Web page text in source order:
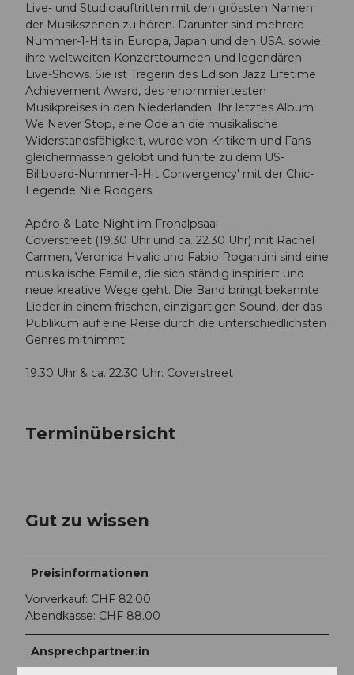
Live- und Studioauftritten mit den grössten Namen
der Musikszenen zu hören. Darunter sind mehrere
Nummer-1-Hits in Europa, Japan und den USA, sowie
ihre weltweiten Konzerttourneen und legendären
Live-Shows. Sie ist Trägerin des Edison Jazz Lifetime
Achievement Award, des renommiertesten
Musikpreises in den Niederlanden. Ihr letztes Album
We Never Stop, eine Ode an die musikalische
Widerstandsfähigkeit, wurde von Kritikern und Fans
gleichermassen gelobt und führte zu dem US-
Billboard-Nummer-1-Hit Convergency' mit der Chic-
Legende Nile Rodgers.
Apéro & Late Night im Fronalpsaal
Coverstreet (19.30 Uhr und ca. 22.30 Uhr) mit Rachel
Carmen, Veronica Hvalic und Fabio Rogantini sind eine
musikalische Familie, die sich ständig inspiriert und
neue kreative Wege geht. Die Band bringt bekannte
Lieder in einem frischen, einzigartigen Sound, der das
Publikum auf eine Reise durch die unterschiedlichsten
Genres mitnimmt.
19.30 Uhr & ca. 22.30 Uhr: Coverstreet
Terminübersicht
Gut zu wissen
Preisinformationen
Vorverkauf: CHF 82.00
Abendkasse: CHF 88.00
Ansprechpartner:in